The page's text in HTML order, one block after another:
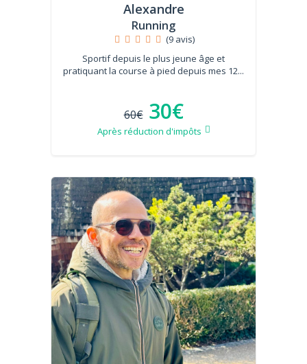
Alexandre
Running
(9 avis)
Sportif depuis le plus jeune âge et
pratiquant la course à pied depuis mes 12...
60€ 30€
Après réduction d'impôts